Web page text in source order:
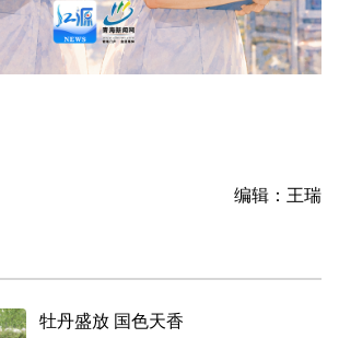
编辑：王瑞
牡丹盛放 国色天香